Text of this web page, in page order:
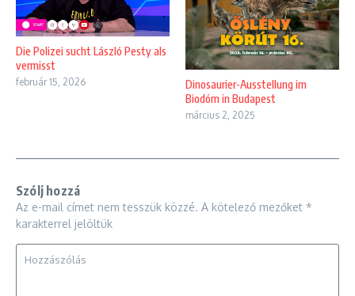
Die Polizei sucht László Pesty als
vermisst
február 15, 2026
Dinosaurier-Ausstellung im
Biodóm in Budapest
március 2, 2025
Szólj hozzá
Az e-mail címet nem tesszük közzé. A kötelező mezőket *
karakterrel jelöltük